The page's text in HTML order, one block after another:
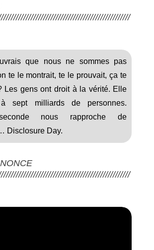
que nous ne sommes pas
te le montrait, te le prouvait, ça te
Les gens ont droit à la vérité. Elle
à sept milliards de personnes.
nous rapproche de
Disclosure Day.